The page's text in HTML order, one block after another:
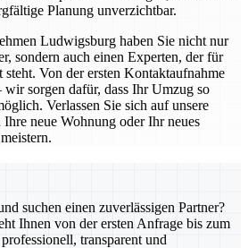
Planung unverzichtbar.
Ludwigsburg haben Sie nicht nur
sondern auch einen Experten, der für
Von der ersten Kontaktaufnahme
wir sorgen dafür, dass Ihr Umzug so
Verlassen Sie sich auf unsere
neue Wohnung oder Ihr neues
suchen einen zuverlässigen Partner?
Ihnen von der ersten Anfrage bis zum
transparent und